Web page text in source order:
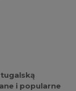
i popularne